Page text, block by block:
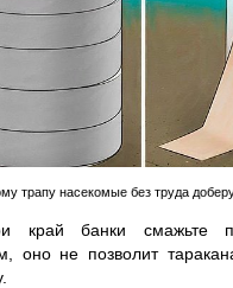
трапу насекомые без труда
край банки смажьте
оно не позволит